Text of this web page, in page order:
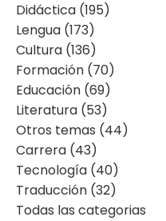
Didáctica (195)
Lengua (173)
Cultura (136)
Formación (70)
Educación (69)
Literatura (53)
Otros temas (44)
Carrera (43)
Tecnología (40)
Traducción (32)
Todas las categorias